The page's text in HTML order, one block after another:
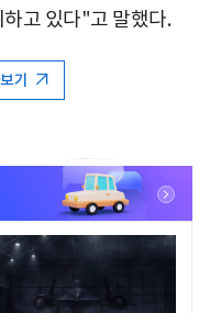
고 있다"고 말했다.
기